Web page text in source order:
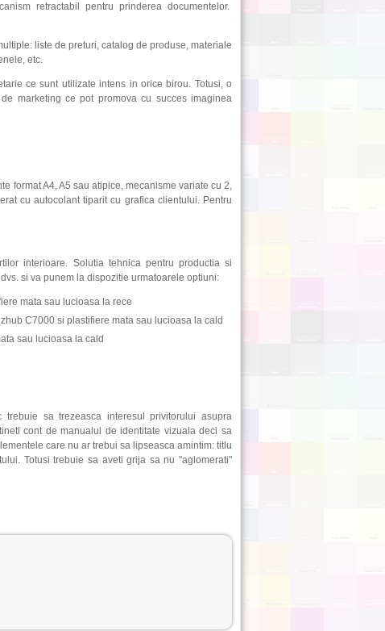
retractabil pentru prinderea documentelor.
liste de preturi, catalog de produse, materiale
etc.
ce sunt utilizate intens in orice birou. Totusi, o
marketing ce pot promova cu succes imaginea
format A4, A5 sau atipice, mecanisme variate cu 2,
cu autocolant tiparit cu grafica clientului. Pentru
interioare. Solutia tehnica pentru productia si
si va punem la dispozitie urmatoarele optiuni:
mata sau lucioasa la rece
C7000 si plastifiere mata sau lucioasa la cald
sau lucioasa la cald
sa trezeasca interesul privitorului asupra
cont de manualul de identitate vizuala deci sa
care nu ar trebui sa lipseasca amintim: titlu
Totusi trebuie sa aveti grija sa nu "aglomerati"